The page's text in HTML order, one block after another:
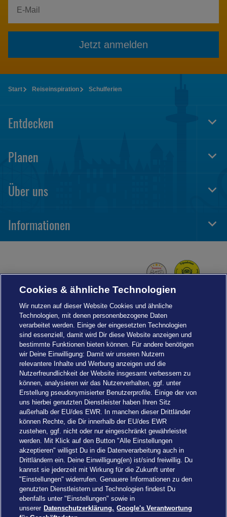
Jetzt anmelden
Start Reiseinspiration Schulferien
Entdecken
Planen
Über uns
Informationen
Drachenzähmen - Die Insel © 2026 DreamWorks Animation LLC
Einstellungen
Cookies & ähnliche Technologien
Wir nutzen auf dieser Website Cookies und ähnliche
Technologien, mit denen personenbezogene Daten
verarbeitet werden. Einige der eingesetzten Technologien
sind essenziell, damit wird Dir diese Website anzeigen und
bestimmte Funktionen bieten können. Für andere benötigen
wir Deine Einwilligung: Damit wir unseren Nutzern
relevantere Inhalte und Werbung anzeigen und die
Nutzerfreundlichkeit der Website insgesamt verbessern zu
können, analysieren wir das Nutzerverhalten, ggf. unter
Erstellung pseudonymisierter Benutzerprofile. Einige der von
uns hierbei genutzten Dienstleister haben Ihren Sitz
außerhalb der EU/des EWR. In manchen dieser Drittländer
können Rechte, die Dir innerhalb der EU/des EWR
zustehen, ggf. nicht oder nur eingeschränkt gewährleistet
werden. Mit Klick auf den Button "Alle Einstellungen
akzeptieren" willigst Du in die Datenverarbeitung auch in
Drittländern ein. Deine Einwilligung(en) ist/sind freiwillig. Du
kannst sie jederzeit mit Wirkung für die Zukunft unter
"Einstellungen" widerrufen. Genauere Informationen zu den
genutzten Dienstleistern und Technologien findest Du
ebenfalls unter "Einstellungen" sowie in
unserer Datenschutzerklärung. Google's Verantwortung